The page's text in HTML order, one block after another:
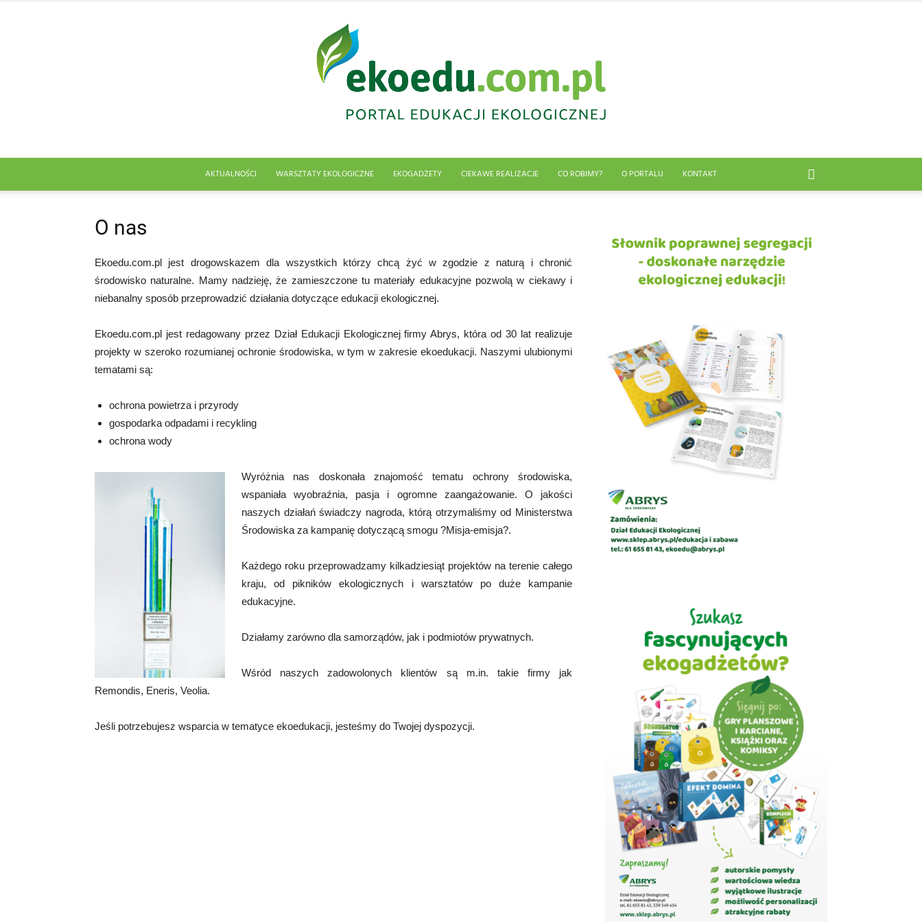
AKTUALNOŚCI WARSZTATY EKOLOGICZNE EKOGADŻETY CIEKAWE REALIZACJE CO ROBIMY? O PORTALU KONTAKT
O nas
Ekoedu.com.pl jest drogowskazem dla wszystkich którzy chcą żyć w zgodzie z naturą i chronić
środowisko naturalne. Mamy nadzieję, że zamieszczone tu materiały edukacyjne pozwolą w ciekawy i
niebanalny sposób przeprowadzić działania dotyczące edukacji ekologicznej.
Ekoedu.com.pl jest redagowany przez Dział Edukacji Ekologicznej firmy Abrys, która od 30 lat realizuje
projekty w szeroko rozumianej ochronie środowiska, w tym w zakresie ekoedukacji. Naszymi ulubionymi
tematami są:
ochrona powietrza i przyrody
gospodarka odpadami i recykling
ochrona wody
Wyróżnia nas doskonała znajomość tematu ochrony środowiska,
wspaniała wyobraźnia, pasja i ogromne zaangażowanie. O jakości
naszych działań świadczy nagroda, którą otrzymaliśmy od Ministerstwa
Środowiska za kampanię dotyczącą smogu ?Misja-emisja?.
Każdego roku przeprowadzamy kilkadziesiąt projektów na terenie całego
kraju, od pikników ekologicznych i warsztatów po duże kampanie
edukacyjne.
Działamy zarówno dla samorządów, jak i podmiotów prywatnych.
Wśród naszych zadowolonych klientów są m.in. takie firmy jak
Remondis, Eneris, Veolia.
Jeśli potrzebujesz wsparcia w tematyce ekoedukacji, jesteśmy do Twojej dyspozycji.